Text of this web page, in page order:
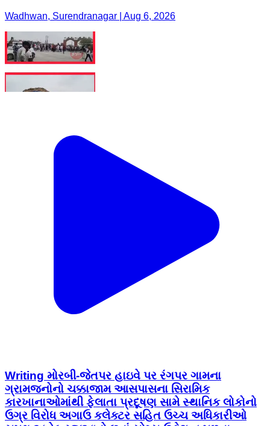
Wadhwan, Surendranagar | Aug 6, 2026
Writing મોરબી-જેતપર હાઇવે પર રંગપર ગામના
ગ્રામજનોનો ચક્કાજામ આસપાસના સિરામિક
કારખાનાઓમાંથી ફેલાતા પ્રદૂષણ સામે સ્થાનિક લોકોનો
ઉગ્ર વિરોધ અગાઉ કલેક્ટર સહિત ઉચ્ચ અધિકારીઓ